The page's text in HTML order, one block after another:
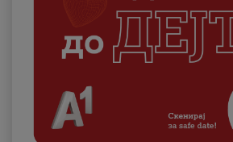
Деловни
Поддршка
Надополни кредит